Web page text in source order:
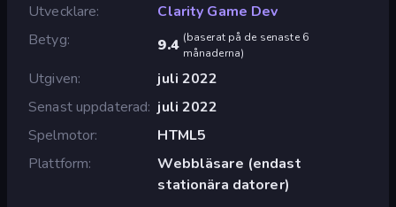
Utvecklare
Clarity Game Dev
Betyg
9.4 (baserat på de senaste 6
månaderna)
Utgiven
juli 2022
Senast uppdaterad juli 2022
Spelmotor
HTML5
Plattform
Webbläsare (endast
stationära datorer)